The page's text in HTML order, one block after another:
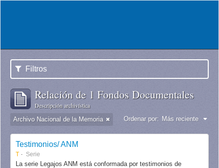
Filtros
Relación de 1 Fondos Documentales
Descripción archivística
Archivo Nacional de la Memoria Ordenar por: Más reciente
Testimonios/ ANM
T Serie
La serie Legajos ANM está conformada por testimonios de